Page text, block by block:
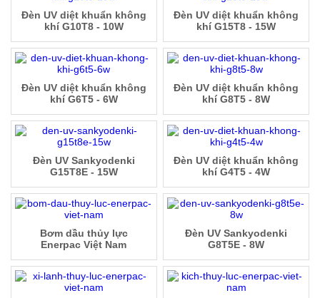
Đèn UV diệt khuẩn không
khí G15T8 - 15W
Đèn UV diệt khuẩn không
khí G10T8 - 10W
Đèn UV diệt khuẩn không
khí G8T5 - 8W
Đèn UV diệt khuẩn không
khí G6T5 - 6W
Đèn UV diệt khuẩn không
khí G4T5 - 4W
Đèn UV Sankyodenki
G15T8E - 15W
Đèn UV Sankyodenki
G8T5E - 8W
Bơm dầu thủy lực
Enerpac Việt Nam